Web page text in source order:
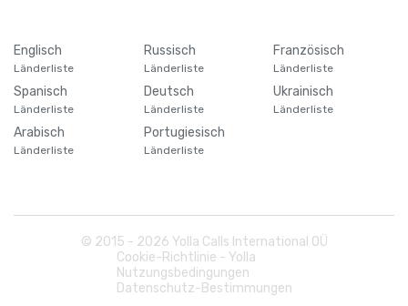
Englisch
Länderliste
Russisch
Länderliste
Französisch
Länderliste
Spanisch
Länderliste
Deutsch
Länderliste
Ukrainisch
Länderliste
Arabisch
Länderliste
Portugiesisch
Länderliste
© 2015 - 2026 Yolla Calls International OÜ
Cookie-Richtlinie - Yolla
Nutzungsbedingungen
Datenschutz-Bestimmungen